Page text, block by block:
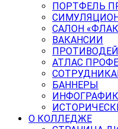
ПОРТФЕЛЬ
САЛОН
ВАКАНСИИ
АТЛАС
БАННЕРЫ
О КОЛЛЕДЖЕ